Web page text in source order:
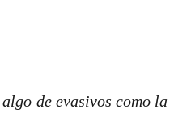
de evasivos como la